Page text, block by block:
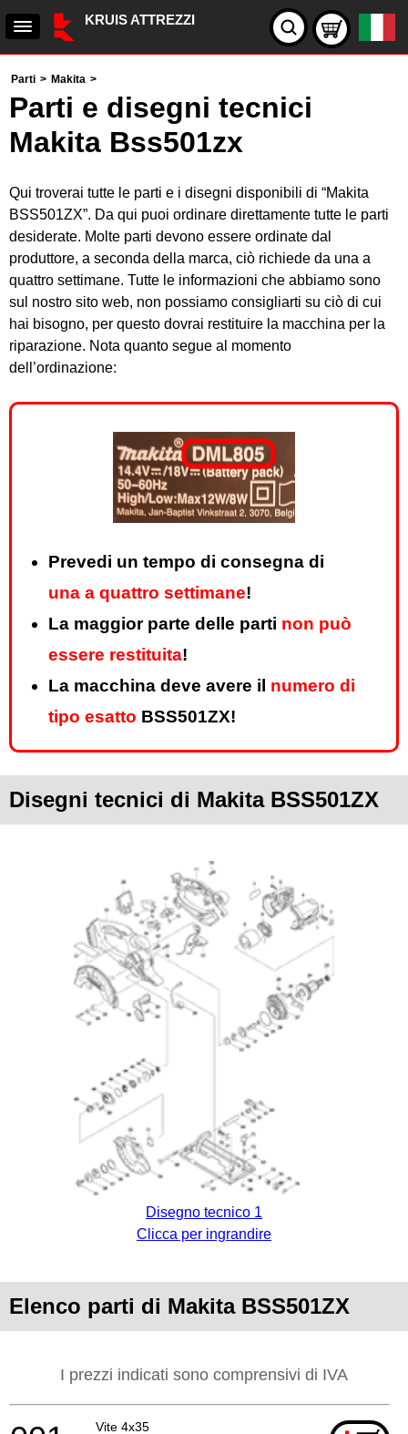
KRUIS ATTREZZI
Parti > Makita >
Parti e disegni tecnici
Makita Bss501zx
Qui troverai tutte le parti e i disegni disponibili di “Makita
BSS501ZX”. Da qui puoi ordinare direttamente tutte le parti
desiderate. Molte parti devono essere ordinate dal
produttore, a seconda della marca, ciò richiede da una a
quattro settimane. Tutte le informazioni che abbiamo sono
sul nostro sito web, non possiamo consigliarti su ciò di cui
hai bisogno, per questo dovrai restituire la macchina per la
riparazione. Nota quanto segue al momento
dell’ordinazione:
Prevedi un tempo di consegna di
una a quattro settimane!
La maggior parte delle parti non può
essere restituita!
La macchina deve avere il numero di
tipo esatto BSS501ZX!
Disegni tecnici di Makita BSS501ZX
Disegno tecnico 1
Clicca per ingrandire
Elenco parti di Makita BSS501ZX
I prezzi indicati sono comprensivi di IVA
Vite 4x35